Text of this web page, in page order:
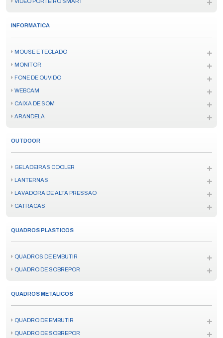
INFORMATICA
MOUSE E TECLADO
MONITOR
FONE DE OUVIDO
WEBCAM
CAIXA DE SOM
ARANDELA
OUTDOOR
GELADEIRAS COOLER
LANTERNAS
LAVADORA DE ALTA PRESSAO
CATRACAS
QUADROS PLASTICOS
QUADROS DE EMBUTIR
QUADRO DE SOBREPOR
QUADROS METALICOS
QUADRO DE EMBUTIR
QUADRO DE SOBREPOR